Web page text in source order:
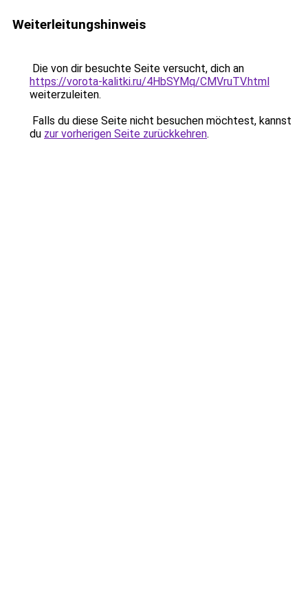
Weiterleitungshinweis
Die von dir besuchte Seite versucht, dich an
https://vorota-kalitki.ru/4HbSYMq/CMVruTV.html
weiterzuleiten.
Falls du diese Seite nicht besuchen möchtest, kannst
du zur vorherigen Seite zurückkehren.